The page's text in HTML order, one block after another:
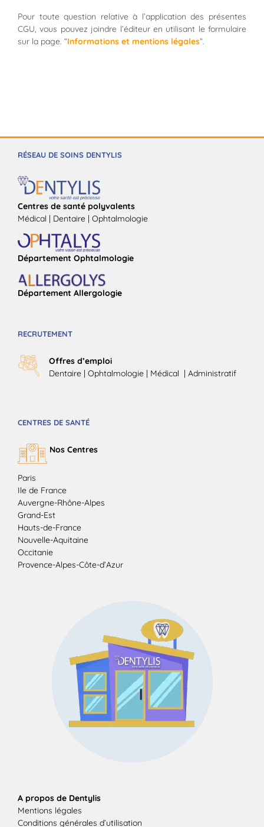
Pour toute question relative à l’application des présentes
CGU, vous pouvez joindre l’éditeur en utilisant le formulaire
sur la page. “Informations et mentions légales“.
RÉSEAU DE SOINS DENTYLIS
Centres de santé polyvalents
Médical | Dentaire | Ophtalmologie
Département Ophtalmologie
Département Allergologie
RECRUTEMENT
Offres d’emploi
Dentaire | Ophtalmologie | Médical | Administratif
CENTRES DE SANTÉ
Nos Centres
Paris
Ile de France
Auvergne-Rhône-Alpes
Grand-Est
Hauts-de-France
Nouvelle-Aquitaine
Occitanie
Provence-Alpes-Côte-d’Azur
A propos de Dentylis
Mentions légales
Conditions générales d’utilisation